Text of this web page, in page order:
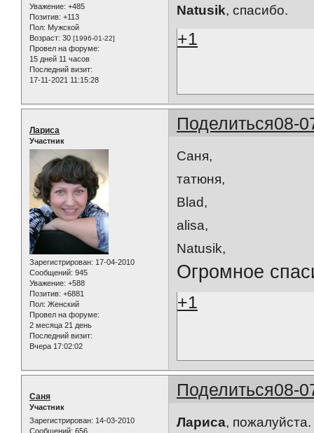
Уважение: +485
Позитив: +113
Пол: Мужской
Возраст: 30 [1996-01-22]
Провел на форуме:
15 дней 11 часов
Последний визит:
17-11-2021 11:15:28
Natusik, спасибо.
+1
Поделиться08-
Лариса
Участник
Зарегистрирован: 17-04-2010
Сообщений: 945
Уважение: +588
Позитив: +6881
Пол: Женский
Провел на форуме:
2 месяца 21 день
Последний визит:
Вчера 17:02:02
Саня,
татюня,
Blad,
alisa,
Natusik,
Огромное
+1
Поделиться08-
Саня
Участник
Зарегистрирован: 14-03-2010
Сообщений: 656
Лариса, пожалуйста.